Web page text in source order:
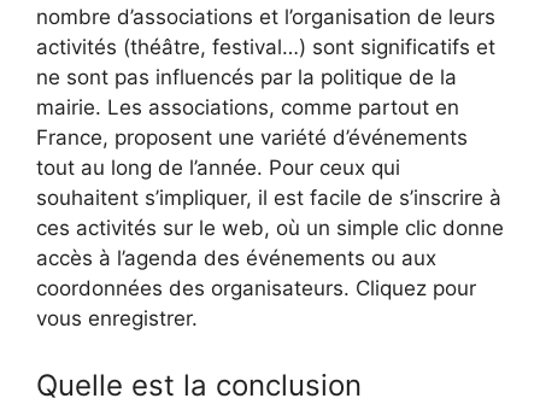
nombre d’associations et l’organisation de leurs
activités (théâtre, festival…) sont significatifs et
ne sont pas influencés par la politique de la
mairie. Les associations, comme partout en
France, proposent une variété d’événements
tout au long de l’année. Pour ceux qui
souhaitent s’impliquer, il est facile de s’inscrire à
ces activités sur le web, où un simple clic donne
accès à l’agenda des événements ou aux
coordonnées des organisateurs. Cliquez pour
vous enregistrer.
Quelle est la conclusion